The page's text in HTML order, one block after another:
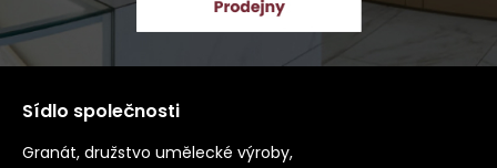
Sídlo společnosti
Granát, družstvo umělecké výroby,